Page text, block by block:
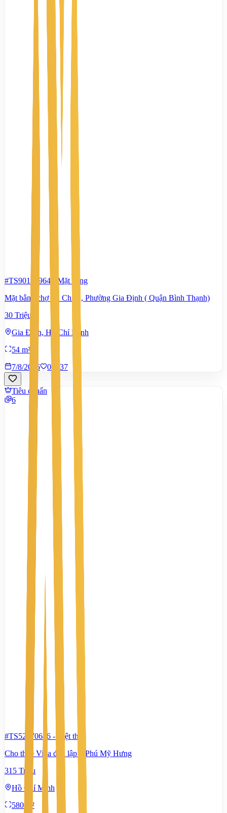
#TS90147964
Mặt bằng
Mặt bằng chợ Bà Chiểu, Phường Gia Định ( Quận Bình Thạnh)
30 Triệu
Gia Định, Hồ Chí Minh
54 m²
7/8/2026
0 37
Tiêu chuẩn
6
#TS52270686 -
Biệt thự
Cho thuê Villa đơn lập ở Phú Mỹ Hưng
315 Triệu
Hồ Chí Minh
580 m²